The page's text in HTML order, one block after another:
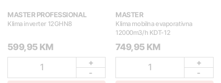
MASTER PROFESSIONAL
Klima inverter 12GHN8
599,95 KM
1
+
-
MASTER
Klima mobilna evaporativna
12000m3/h KDT-12
749,95 KM
1
+
-